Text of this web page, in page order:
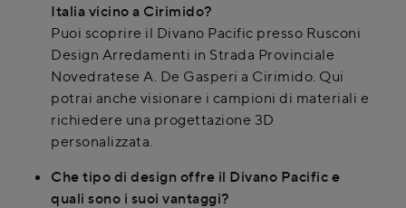
Italia vicino a Cirimido?
Puoi scoprire il Divano Pacific presso Rusconi
Design Arredamenti in Strada Provinciale
Novedratese A. De Gasperi a Cirimido. Qui
potrai anche visionare i campioni di materiali e
richiedere una progettazione 3D
personalizzata.
Che tipo di design offre il Divano Pacific e
quali sono i suoi vantaggi?